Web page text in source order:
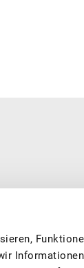
und fördern